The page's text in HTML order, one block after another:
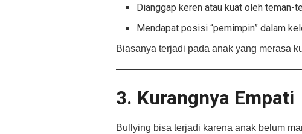
Dianggap keren atau kuat oleh teman-
Mendapat posisi “pemimpin” dalam
Biasanya terjadi pada anak yang merasa
3. Kurangnya Empati
Bullying bisa terjadi karena anak belum